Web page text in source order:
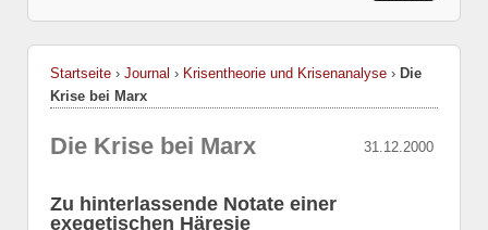
Startseite › Journal › Krisentheorie und Krisenanalyse › Die
Krise bei Marx
31.12.2000
Die Krise bei Marx
Zu hinterlassende Notate einer
exegetischen Häresie